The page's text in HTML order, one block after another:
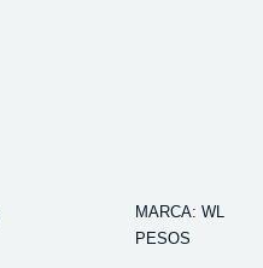
MARCA: WL
PESOS